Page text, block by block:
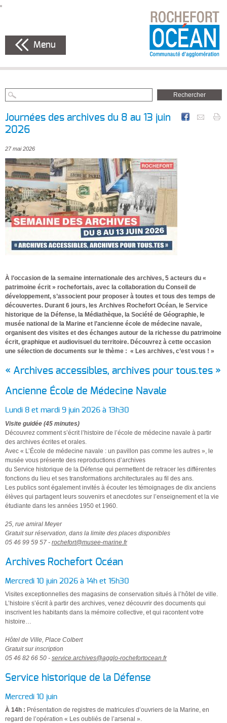
Menu
Journées des archives du 8 au 13 juin
2026
27 mai 2026
À l’occasion de la semaine internationale des archives, 5 acteurs du «
patrimoine écrit » rochefortais, avec la collaboration du Conseil de
développement, s’associent pour proposer à toutes et tous des temps de
découvertes. Durant 6 jours, les Archives Rochefort Océan, le Service
historique de la Défense, la Médiathèque, la Société de Géographie, le
musée national de la Marine et l’ancienne école de médecine navale,
organisent des visites et des échanges autour de la richesse du patrimoine
écrit, graphique et audiovisuel du territoire. Découvrez à cette occasion
une sélection de documents sur le thème : « Les archives, c’est vous ! »
« Archives accessibles, archives pour tous.tes »
Ancienne École de Médecine Navale
Lundi 8 et mardi 9 juin 2026 à 13h30
Visite guidée (45 minutes)
Découvrez comment s’écrit l’histoire de l’école de médecine navale à partir
des archives écrites et orales.
Avec « L’École de médecine navale : un pavillon pas comme les autres », le
musée vous présente des reproductions d’archives
du Service historique de la Défense qui permettent de retracer les différentes
fonctions du lieu et ses transformations architecturales au fil des ans.
Les publics sont également invités à écouter les témoignages de dix anciens
élèves qui partagent leurs souvenirs et anecdotes sur l’enseignement et la vie
étudiante dans les années 1950 et 1960.
25, rue amiral Meyer
Gratuit sur réservation, dans la limite des places disponibles
05 46 99 59 57 - rochefort@musee-marine.fr
Archives Rochefort Océan
Mercredi 10 juin 2026 à 14h et 15h30
Visites exceptionnelles des magasins de conservation situés à l’hôtel de ville.
L’histoire s’écrit à partir des archives, venez découvrir des documents qui
inscrivent les habitants dans la mémoire collective, et qui racontent votre
histoire…
Hôtel de Ville, Place Colbert
Gratuit sur inscription
05 46 82 66 50 - service.archives@agglo-rochefortocean.fr
Service historique de la Défense
Mercredi 10 juin
À 14h : Présentation de registres de matricules d’ouvriers de la Marine, en
regard de l’opération « Les oubliés de l’arsenal ».